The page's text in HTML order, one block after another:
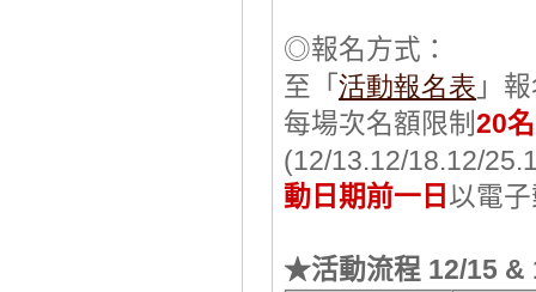
◎報名方式：
至「 活動報名表 」
每場次名額限制 20名
(12/13.12/18.12/
動日期前一日 以電
★活動流程 12/15 &